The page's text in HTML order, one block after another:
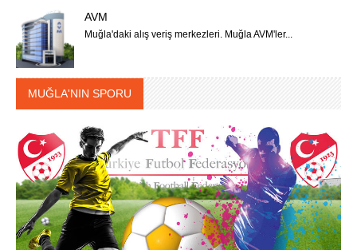
AVM
Muğla'daki alış veriş merkezleri. Muğla AVM'ler...
MUĞLA'NIN SPORU